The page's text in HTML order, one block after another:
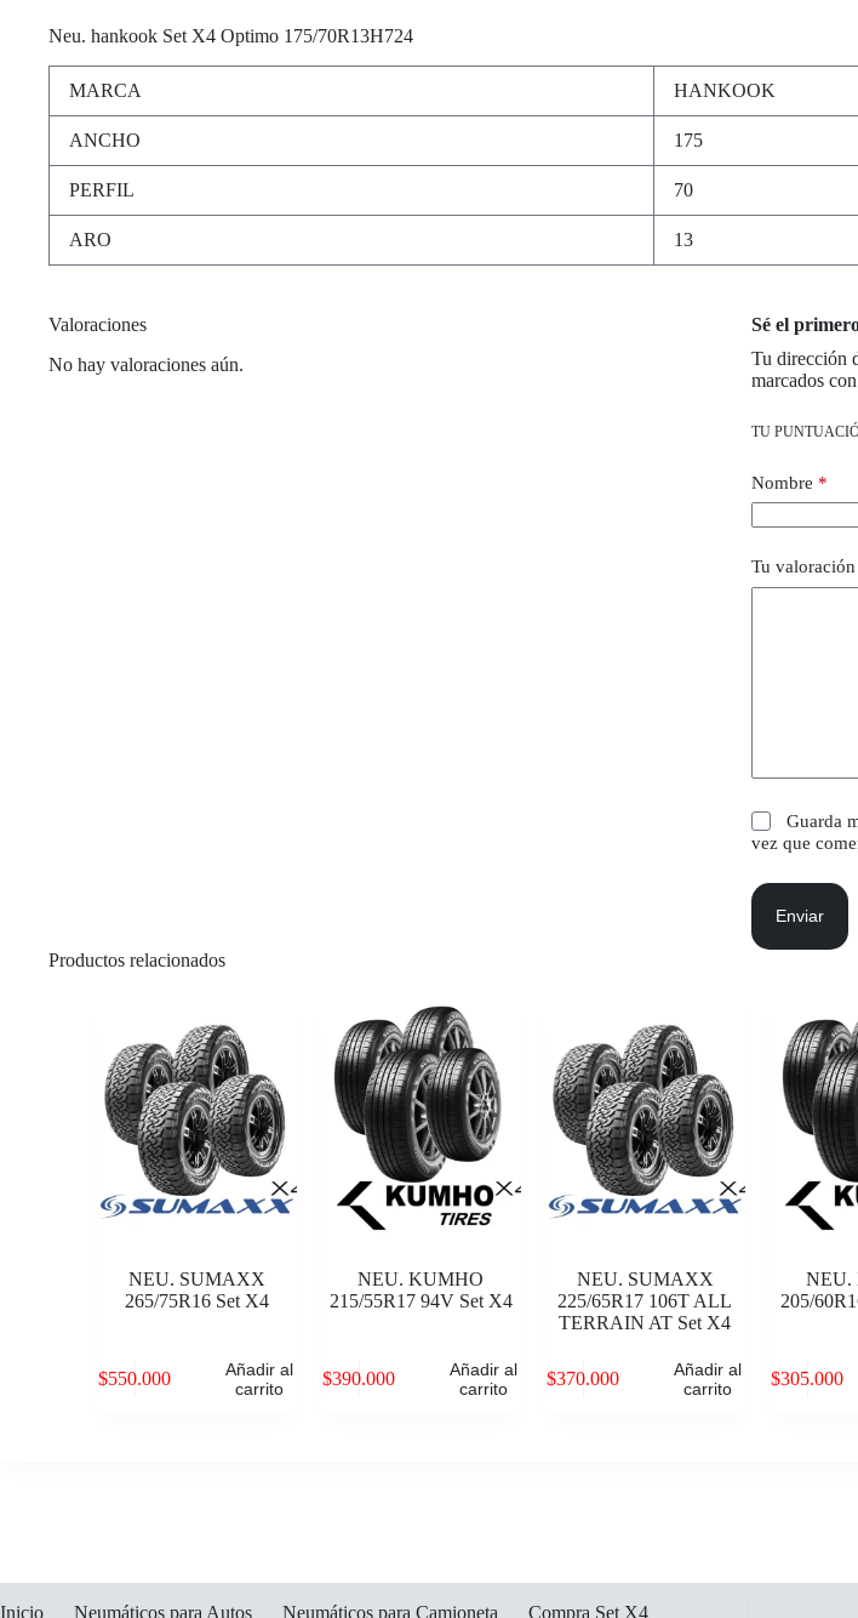
Neu. hankook Set X4 Optimo 175/70R13H724
MARCA HANKOOK
ANCHO 175
PERFIL 70
ARO 13
Valoraciones
No hay valoraciones aún.
Sé el
Tu dirección
marcados con
TU
Nombre *
Tu valoración
Guarda
vez que
Enviar
Productos relacionados
NEU. SUMAXX
265/75R16 Set X4
$550.000
Añadir al
carrito
NEU. KUMHO
215/55R17 94V Set X4
$390.000
Añadir al
carrito
NEU. SUMAXX
225/65R17 106T ALL
TERRAIN AT Set X4
$370.000
Añadir al
carrito
NEU.
205/
$305.000
Inicio Neumáticos para Autos Neumáticos para Camioneta Compra Set X4